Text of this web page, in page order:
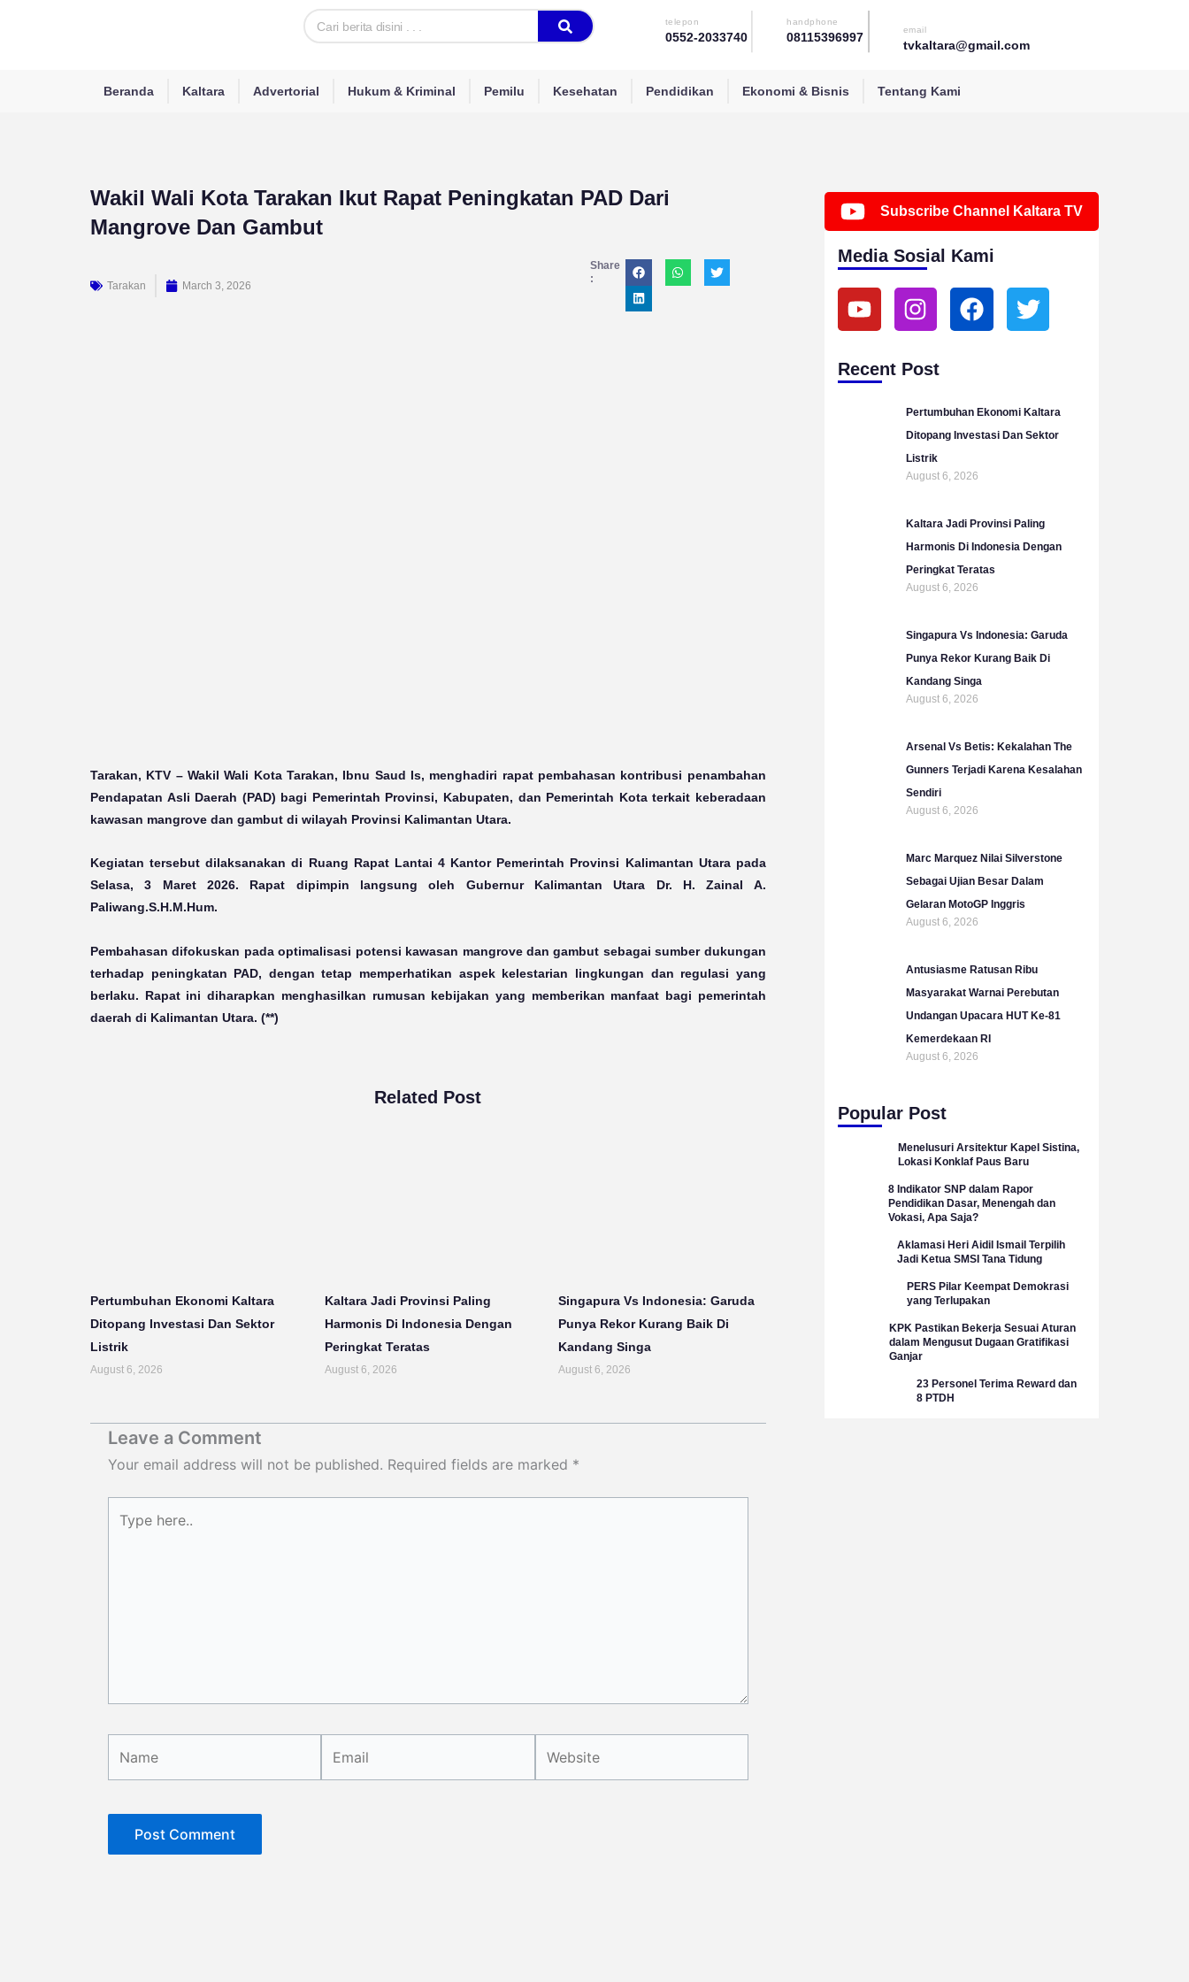
Search telepon
0552-2033740
handphone
08115396997
email
tvkaltara@gmail.com
Beranda Kaltara Advertorial Hukum & Kriminal Pemilu Kesehatan Pendidikan Ekonomi & Bisnis Tentang Kami
Wakil Wali Kota Tarakan Ikut Rapat Peningkatan PAD Dari
Mangrove Dan Gambut
Tarakan March 3, 2026
Share
:
Tarakan, KTV – Wakil Wali Kota Tarakan, Ibnu Saud Is, menghadiri rapat pembahasan kontribusi penambahan
Pendapatan Asli Daerah (PAD) bagi Pemerintah Provinsi, Kabupaten, dan Pemerintah Kota terkait keberadaan
kawasan mangrove dan gambut di wilayah Provinsi Kalimantan Utara.
Kegiatan tersebut dilaksanakan di Ruang Rapat Lantai 4 Kantor Pemerintah Provinsi Kalimantan Utara pada
Selasa, 3 Maret 2026. Rapat dipimpin langsung oleh Gubernur Kalimantan Utara Dr. H. Zainal A.
Paliwang.S.H.M.Hum.
Pembahasan difokuskan pada optimalisasi potensi kawasan mangrove dan gambut sebagai sumber dukungan
terhadap peningkatan PAD, dengan tetap memperhatikan aspek kelestarian lingkungan dan regulasi yang
berlaku. Rapat ini diharapkan menghasilkan rumusan kebijakan yang memberikan manfaat bagi pemerintah
daerah di Kalimantan Utara. (**)
Related Post
Pertumbuhan Ekonomi Kaltara
Ditopang Investasi Dan Sektor
Listrik
August 6, 2026
Kaltara Jadi Provinsi Paling
Harmonis Di Indonesia Dengan
Peringkat Teratas
August 6, 2026
Singapura Vs Indonesia: Garuda
Punya Rekor Kurang Baik Di
Kandang Singa
August 6, 2026
Leave a Comment
Your email address will not be published. Required fields are marked *
here..
Subscribe Channel Kaltara TV
Media Sosial Kami
Y
o
u
u
I
n
s
a
r
a
m
F
a
c
o
o
k
T
w
i
e
r
Recent Post
Pertumbuhan Ekonomi Kaltara
Ditopang Investasi Dan Sektor
Listrik
August 6, 2026
Kaltara Jadi Provinsi Paling
Harmonis Di Indonesia Dengan
Peringkat Teratas
August 6, 2026
Singapura Vs Indonesia: Garuda
Punya Rekor Kurang Baik Di
Kandang Singa
August 6, 2026
Arsenal Vs Betis: Kekalahan The
Gunners Terjadi Karena Kesalahan
Sendiri
August 6, 2026
Marc Marquez Nilai Silverstone
Sebagai Ujian Besar Dalam
Gelaran MotoGP Inggris
August 6, 2026
Antusiasme Ratusan Ribu
Masyarakat Warnai Perebutan
Undangan Upacara HUT Ke-81
Kemerdekaan RI
August 6, 2026
Popular Post
Menelusuri Arsitektur Kapel Sistina,
Lokasi Konklaf Paus Baru
8 Indikator SNP dalam Rapor
Pendidikan Dasar, Menengah dan
Vokasi, Apa Saja?
Aklamasi Heri Aidil Ismail Terpilih
Jadi Ketua SMSI Tana Tidung
PERS Pilar Keempat Demokrasi
yang Terlupakan
KPK Pastikan Bekerja Sesuai Aturan
dalam Mengusut Dugaan Gratifikasi
Ganjar
23 Personel Terima Reward dan
8 PTDH